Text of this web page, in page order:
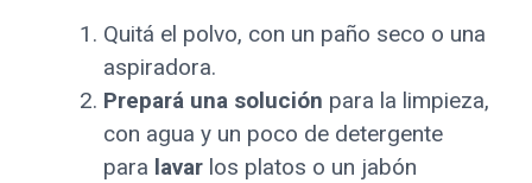
Quitá el polvo, con un paño seco o una
aspiradora.
Prepará una solución para la limpieza,
con agua y un poco de detergente
para lavar los platos o un jabón